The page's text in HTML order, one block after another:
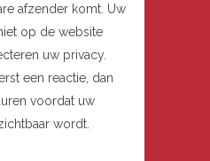
afzender komt. Uw
op de website
uw privacy.
een reactie, dan
voordat uw
wordt.